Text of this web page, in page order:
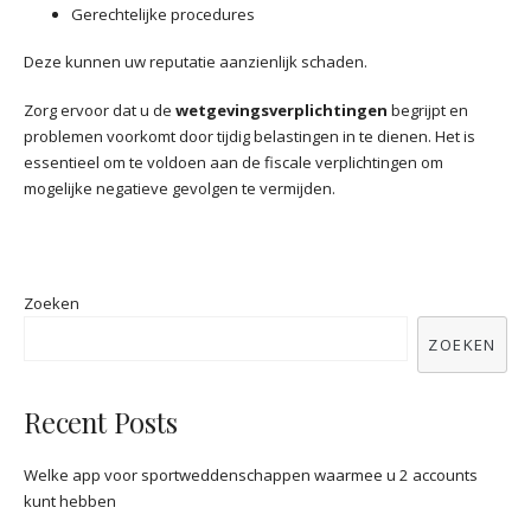
Gerechtelijke procedures
Deze kunnen uw reputatie aanzienlijk schaden.
Zorg ervoor dat u de wetgevingsverplichtingen begrijpt en
problemen voorkomt door tijdig belastingen in te dienen. Het is
essentieel om te voldoen aan de fiscale verplichtingen om
mogelijke negatieve gevolgen te vermijden.
Zoeken
ZOEKEN
Recent Posts
Welke app voor sportweddenschappen waarmee u 2 accounts
kunt hebben